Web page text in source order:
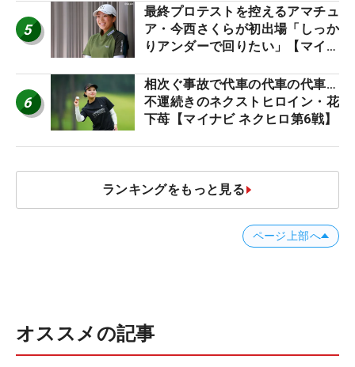
になりたいです」
5
最終プロテストを控えるアマチュ
ア・今西さくらが初出場「しっか
りアンダーで回りたい」【マイナ
6
相次ぐ事故で代車の代車の代車…
不運続きのネクストヒロイン・花
下苺【マイナビ ネクヒロ第6戦】
ランキングをもっと見る
ページ上部へ
オススメの記事